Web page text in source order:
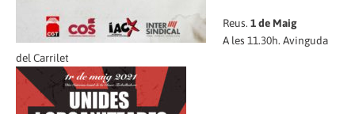
Reus. 1 de Maig
A les 11.30h. Avinguda
del Carrilet